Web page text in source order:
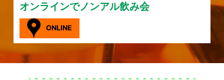
オンラインでノンアル飲み会
ONLINE